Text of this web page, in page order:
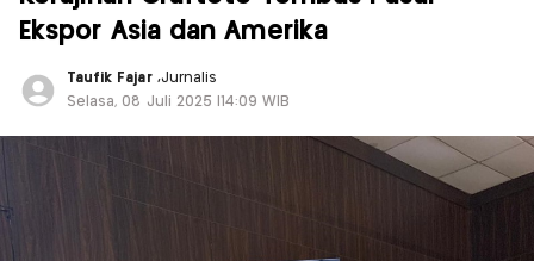
Ekspor Asia dan Amerika
Taufik Fajar ,Jurnalis
Selasa, 08 Juli 2025 |14:09 WIB